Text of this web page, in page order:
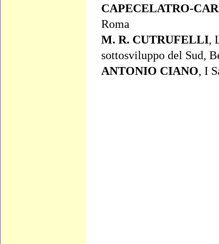
CAPECELATRO-
Roma
M. R. CUTRUFELLI,
sottosviluppo del Sud,
ANTONIO CIANO, I